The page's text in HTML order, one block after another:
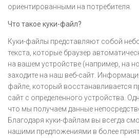
ориентированными на потребителя.
Что такое куки-файл?
Куки-файлы представляют собой
текста, которые браузер
на вашем устройстве (например, на
заходите на наш веб-сайт.
файле, который восстанавливается
сайт с определенного устройства.
что мы получаем данные
Благодаря куки-файлам вы всегда
нашими предложениями в более